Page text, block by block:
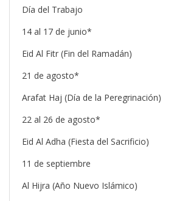
Día del Trabajo
14 al 17 de junio*
Eid Al Fitr (Fin del Ramadán)
21 de agosto*
Arafat Haj (Día de la Peregrinación)
22 al 26 de agosto*
Eid Al Adha (Fiesta del Sacrificio)
11 de septiembre
Al Hijra (Año Nuevo Islámico)